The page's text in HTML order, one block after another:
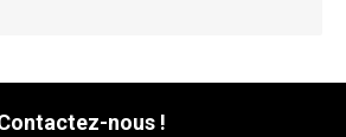
nous !